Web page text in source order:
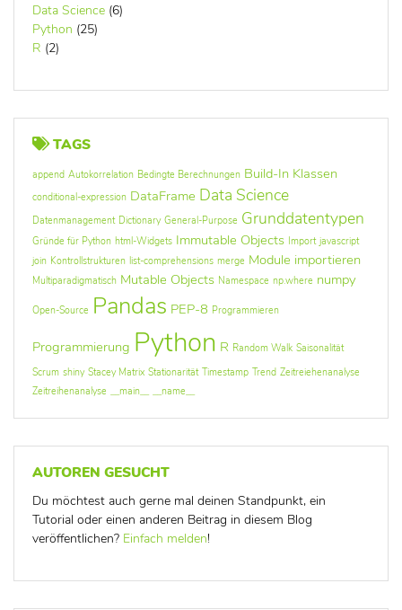
Data Science (6)
Python (25)
R (2)
TAGS
append Autokorrelation Bedingte Berechnungen Build-In Klassen
conditional-expression DataFrame Data Science
Datenmanagement Dictionary General-Purpose Grunddatentypen
Gründe für Python html-Widgets Immutable Objects Import javascript
join Kontrollstrukturen list-comprehensions merge Module importieren
Multiparadigmatisch Mutable Objects Namespace np.where numpy
Open-Source Pandas PEP-8 Programmieren
Programmierung Python R Random Walk Saisonalität
Scrum shiny Stacey Matrix Stationarität Timestamp Trend Zeitreiehenanalyse
Zeitreihenanalyse
__main__ __name__
AUTOREN GESUCHT
Du möchtest auch gerne mal deinen Standpunkt, ein
Tutorial oder einen anderen Beitrag in diesem Blog
veröffentlichen? Einfach melden!